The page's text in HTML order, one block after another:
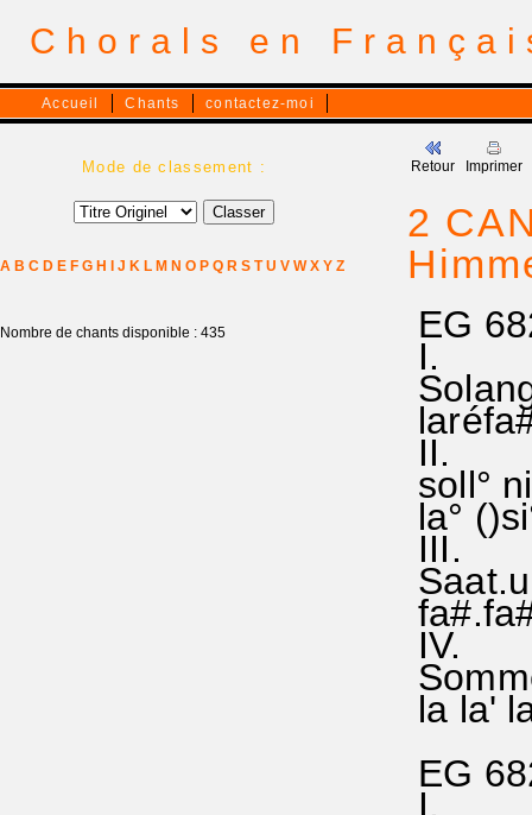
Chorals en
Accueil Chants contactez-moi
Mode de classement :
A B C D E F G H J K L M N O P Q R S T U V W X Y Z
Nombre de chants disponible : 435
Retour Imprimer
2
EG
I.
II.
soll°
la°
III.
IV.
la la'
EG
I.